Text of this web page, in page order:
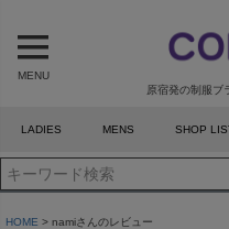
原宿発の制服ブ
MENU
LADIES MENS SHOP
HOME namiさんのレビュー